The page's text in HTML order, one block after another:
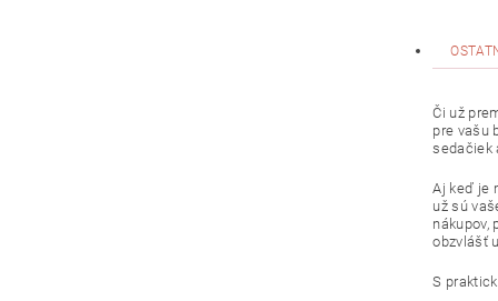
Či už
pre vašu
sedačiek
Aj keď je
už sú
nákupov,
obzvlášť
S